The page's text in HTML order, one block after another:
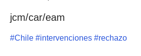
jcm/car/eam
#Chile #intervenciones #rechazo